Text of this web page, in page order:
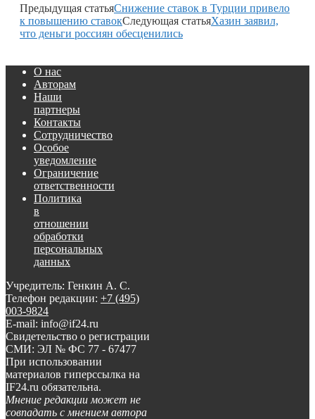
Предыдущая статьяСнижение ставок в Турции привело
к повышению ставокСледующая статьяХазин заявил,
что деньги россиян обесценились
О нас
Авторам
Наши
партнеры
Контакты
Сотрудничество
Особое
уведомление
Ограничение
ответственности
Политика
в
отношении
обработки
персональных
данных
Учредитель: Генкин А. С.
Телефон редакции: +7 (495)
003-9824
E-mail: info@if24.ru
Свидетельство о регистрации
СМИ: ЭЛ № ФС 77 - 67477
При использовании
материалов гиперссылка на
IF24.ru обязательна.
Мнение редакции может не
совпадать с мнением автора